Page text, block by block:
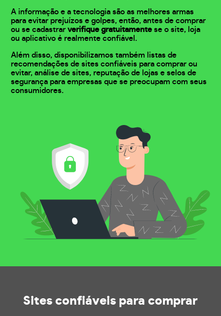
A informação e a tecnologia são as melhores armas
para evitar prejuízos e golpes, então, antes de comprar
ou se cadastrarverifique gratuitamente se o site, loja
ou aplicativo é realmente confiável.
Além disso, disponibilizamos também listas de
recomendações de sites confiáveis para comprar ou
evitar, análise de sites, reputação de lojas e selos de
segurança para empresas que se preocupam com seus
consumidores.
Sites confiáveis para comprar